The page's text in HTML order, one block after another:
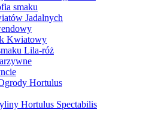
smaku
Jadalnych
Kwiatowy
Lila-róż
Hortulus
Hortulus Spectabilis